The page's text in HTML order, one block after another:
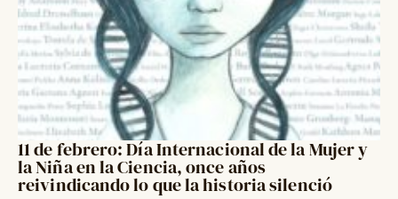
11 de febrero: Día Internacional de la Mujer y
la Niña en la Ciencia, once años
reivindicando lo que la historia silenció